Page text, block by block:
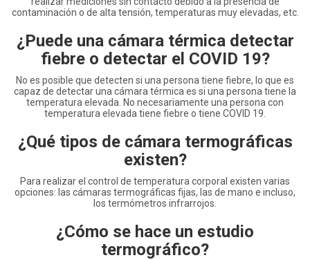
contaminación o de alta tensión, temperaturas muy elevadas, etc.
¿Puede una cámara térmica detectar
fiebre o detectar el COVID 19?
No es posible que detecten si una persona tiene fiebre, lo que es
capaz de detectar una cámara térmica es si una persona tiene la
temperatura elevada. No necesariamente una persona con
temperatura elevada tiene fiebre o tiene COVID 19.
¿Qué tipos de cámara termográficas
existen?
Para realizar el control de temperatura corporal existen varias
opciones: las cámaras termográficas fijas, las de mano e incluso,
los termómetros infrarrojos.
¿Cómo se hace un estudio
termográfico?